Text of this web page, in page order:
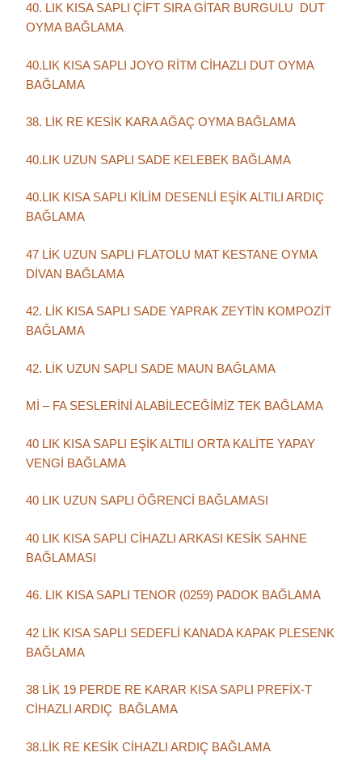
40. LIK KISA SAPLI ÇİFT SIRA GİTAR BURGULU DUT
OYMA BAĞLAMA
40.LIK KISA SAPLI JOYO RİTM CİHAZLI DUT OYMA
BAĞLAMA
38. LİK RE KESİK KARA AĞAÇ OYMA BAĞLAMA
40.LIK UZUN SAPLI SADE KELEBEK BAĞLAMA
40.LIK KISA SAPLI KİLİM DESENLİ EŞİK ALTILI ARDIÇ
BAĞLAMA
47 LİK UZUN SAPLI FLATOLU MAT KESTANE OYMA
DİVAN BAĞLAMA
42. LİK KISA SAPLI SADE YAPRAK ZEYTİN KOMPOZİT
BAĞLAMA
42. LİK UZUN SAPLI SADE MAUN BAĞLAMA
Mİ – FA SESLERİNİ ALABİLECEĞİMİZ TEK BAĞLAMA
40 LIK KISA SAPLI EŞİK ALTILI ORTA KALİTE YAPAY
VENGİ BAĞLAMA
40 LIK UZUN SAPLI ÖĞRENCİ BAĞLAMASI
40 LIK KISA SAPLI CİHAZLI ARKASI KESİK SAHNE
BAĞLAMASI
46. LIK KISA SAPLI TENOR (0259) PADOK BAĞLAMA
42 LİK KISA SAPLI SEDEFLİ KANADA KAPAK PLESENK
BAĞLAMA
38 LİK 19 PERDE RE KARAR KISA SAPLI PREFİX-T
CİHAZLI ARDIÇ BAĞLAMA
38.LİK RE KESİK CİHAZLI ARDIÇ BAĞLAMA